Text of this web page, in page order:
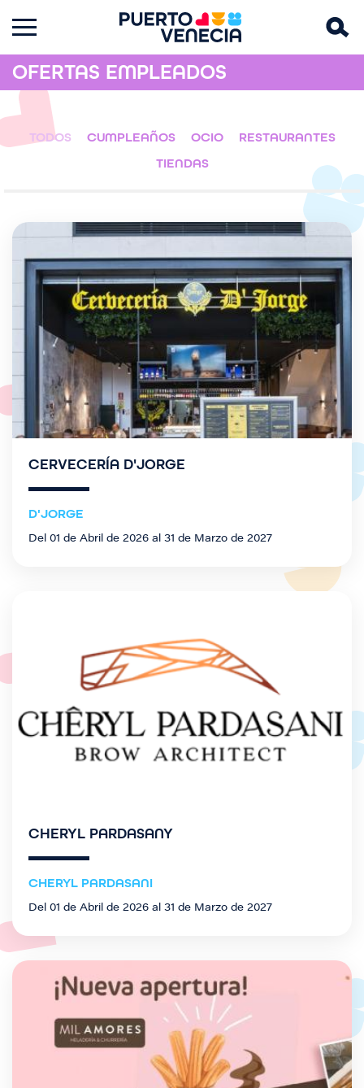
OFERTAS EMPLEADOS
TODOS CUMPLEAÑOS OCIO
RESTAURANTES
TIENDAS
CERVECERÍA D'JORGE
D'JORGE
Del 01 de Abril de 2026 al 31 de Marzo de 2027
CHERYL PARDASANY
CHERYL PARDASANI
Del 01 de Abril de 2026 al 31 de Marzo de 2027